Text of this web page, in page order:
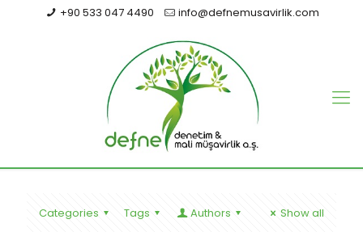
+90 533 047 4490 info@defnemusavirlik.com
Categories Tags Authors Show all